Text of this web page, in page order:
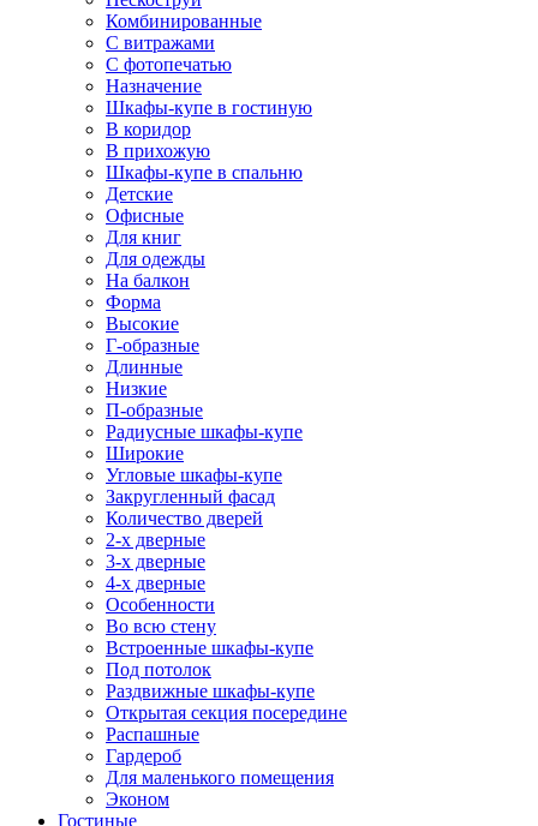
Комбинированные
С витражами
С фотопечатью
Назначение
Шкафы-купе в гостиную
В коридор
В прихожую
Шкафы-купе в спальню
Детские
Офисные
Для книг
Для одежды
На балкон
Форма
Высокие
Г-образные
Длинные
Низкие
П-образные
Радиусные шкафы-купе
Широкие
Угловые шкафы-купе
Закругленный фасад
Количество дверей
2-х дверные
3-х дверные
4-х дверные
Особенности
Во всю стену
Встроенные шкафы-купе
Под потолок
Раздвижные шкафы-купе
Открытая секция посередине
Распашные
Гардероб
Для маленького помещения
Эконом
Гостиные